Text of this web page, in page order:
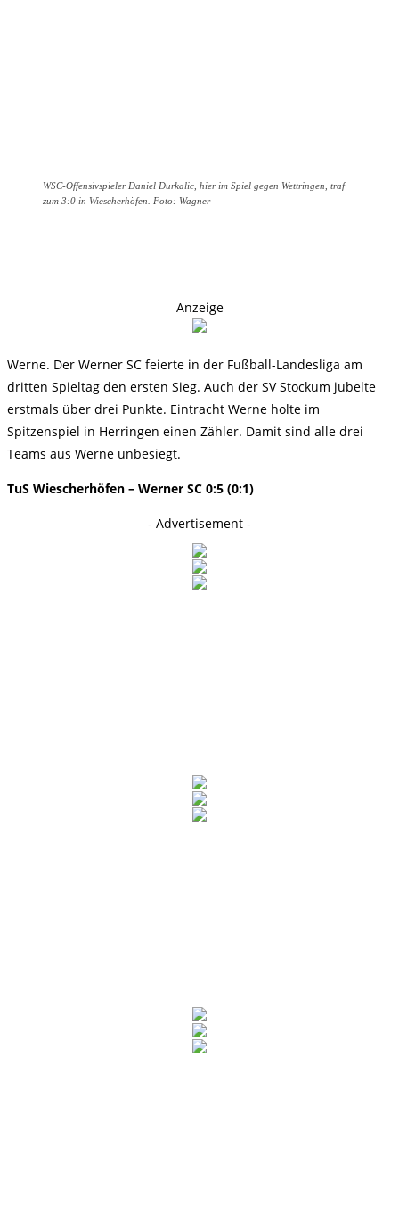
WSC-Offensivspieler Daniel Durkalic, hier im Spiel gegen Wettringen, traf
zum 3:0 in Wiescherhöfen. Foto: Wagner
Anzeige
Werne. Der Werner SC feierte in der Fußball-Landesliga am
dritten Spieltag den ersten Sieg. Auch der SV Stockum jubelte
erstmals über drei Punkte. Eintracht Werne holte im
Spitzenspiel in Herringen einen Zähler. Damit sind alle drei
Teams aus Werne unbesiegt.
TuS Wiescherhöfen – Werner SC 0:5 (0:1)
- Advertisement -